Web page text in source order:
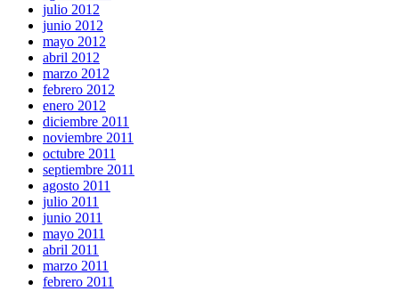
julio 2012
junio 2012
mayo 2012
abril 2012
marzo 2012
febrero 2012
enero 2012
diciembre 2011
noviembre 2011
octubre 2011
septiembre 2011
agosto 2011
julio 2011
junio 2011
mayo 2011
abril 2011
marzo 2011
febrero 2011